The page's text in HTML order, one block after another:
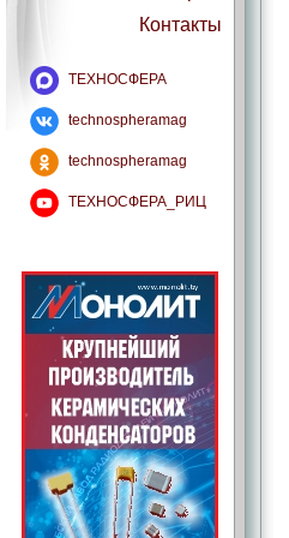
Контакты
ТЕХНОСФЕРА
technospheramag
technospheramag
ТЕХНОСФЕРА_РИЦ